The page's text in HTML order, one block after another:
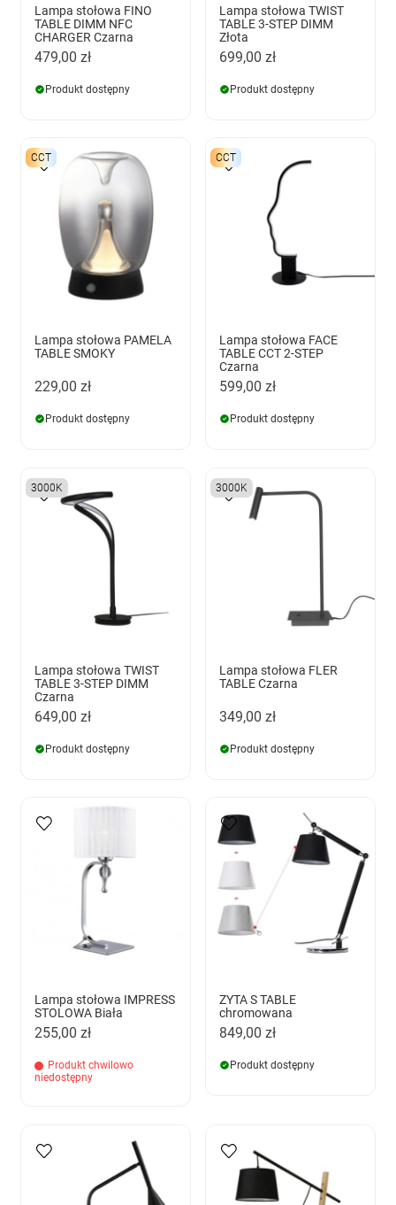
Lampa stołowa FINO
TABLE DIMM NFC
CHARGER Czarna
479,00 zł
Produkt dostępny
Lampa stołowa TWIST
TABLE 3-STEP DIMM
Złota
699,00 zł
Produkt dostępny
CCT
Lampa stołowa PAMELA
TABLE SMOKY
229,00 zł
Produkt dostępny
CCT
Lampa stołowa FACE
TABLE CCT 2-STEP
Czarna
599,00 zł
Produkt dostępny
3000K
Lampa stołowa TWIST
TABLE 3-STEP DIMM
Czarna
649,00 zł
Produkt dostępny
3000K
Lampa stołowa FLER
TABLE Czarna
349,00 zł
Produkt dostępny
Lampa stołowa IMPRESS
STOLOWA Biała
255,00 zł
Produkt chwilowo
niedostępny
ZYTA S TABLE
chromowana
849,00 zł
Produkt dostępny